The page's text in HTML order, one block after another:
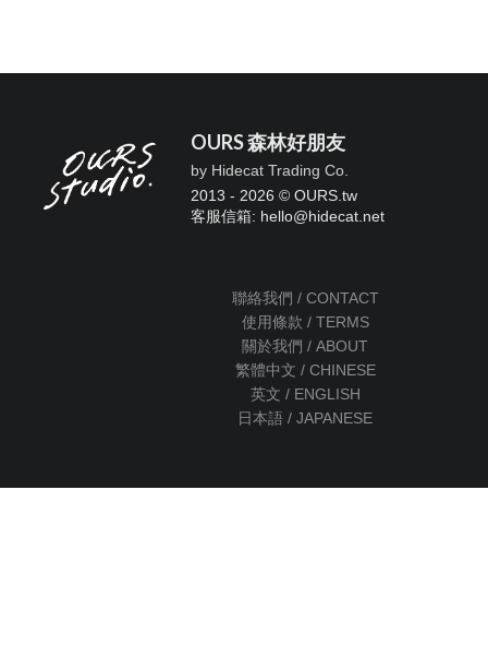
OURS 森林好朋友
by Hidecat Trading Co.
2013 - 2026 © OURS.tw
客服信箱: hello@hidecat.net
聯絡我們 / CONTACT
使用條款 / TERMS
關於我們 / ABOUT
繁體中文 / CHINESE
英文 / ENGLISH
日本語 / JAPANESE